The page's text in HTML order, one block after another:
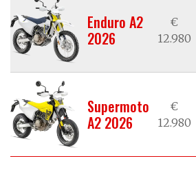
Enduro A2
2026
€
12.980
Supermoto
A2 2026
€
12.980